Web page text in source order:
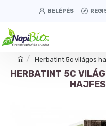
BELÉPÉS
Herbatint 5c világos
HERBATINT 5C